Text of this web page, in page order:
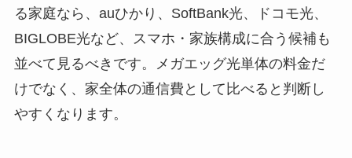
る家庭なら、auひかり、SoftBank光、ドコモ光、
BIGLOBE光など、スマホ・家族構成に合う候補も
並べて見るべきです。メガエッグ光単体の料金だ
けでなく、家全体の通信費として比べると判断し
やすくなります。